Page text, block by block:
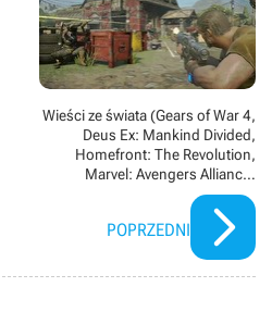
Wieści ze świata (Gears of War 4,
Deus Ex: Mankind Divided,
Homefront: The Revolution,
Marvel: Avengers Alliance)
2/9/2016
POPRZEDNI